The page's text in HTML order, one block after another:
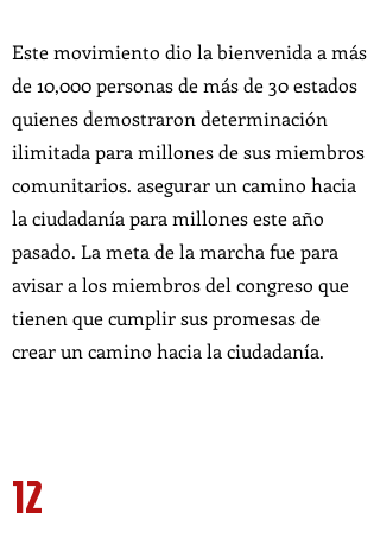
Este movimiento dio la bienvenida a más
de 10,000 personas de más de 30 estados
quienes demostraron determinación
ilimitada para millones de sus miembros
comunitarios. asegurar un camino hacia
la ciudadanía para millones este año
pasado. La meta de la marcha fue para
avisar a los miembros del congreso que
tienen que cumplir sus promesas de
crear un camino hacia la ciudadanía.
12